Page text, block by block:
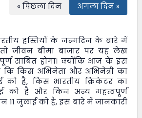
« पिछला दिन अगला दिन »
हस्तियों के जन्मदिन के बारे में
जीवन बीमा बाजारपर यह लेख
साबित होगा। क्योंकि आज के इस
किस अभिनेता और अभिनेत्री का
को है, किस भारतीय क्रिकेटर का
को है और किन अन्य महत्वपूर्ण
11 जुलाई को है, इस बारे में जानकारी